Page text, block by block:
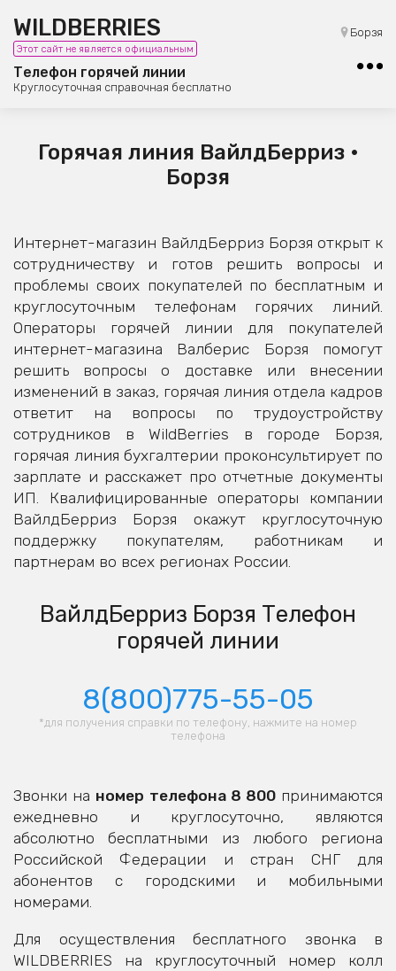
WILDBERRIES
Этот сайт не является официальным
Телефон горячей линии
Круглосуточная справочная бесплатно
Борзя
8 (800) 101-42-23
Бесплатная юридическая консультация
Горячая линия ВайлдБерриз •
Борзя
Интернет-магазин ВайлдБерриз Борзя открыт к
сотрудничеству и готов решить вопросы и
проблемы своих покупателей по бесплатным и
круглосуточным телефонам горячих линий.
Операторы горячей линии для покупателей
интернет-магазина Валберис Борзя помогут
решить вопросы о доставке или внесении
изменений в заказ, горячая линия отдела кадров
ответит на вопросы по трудоустройству
сотрудников в WildBerries в городе Борзя,
горячая линия бухгалтерии проконсультирует по
зарплате и расскажет про отчетные документы
ИП. Квалифицированные операторы компании
ВайлдБерриз Борзя окажут круглосуточную
поддержку покупателям, работникам и
партнерам во всех регионах России.
ВайлдБерриз Борзя Телефон
горячей линии
8(800)775-55-05
*для получения справки по телефону, нажмите на номер
телефона
Звонки на номер телефона 8 800принимаются
ежедневно и круглосуточно, являются
абсолютно бесплатными из любого региона
Российской Федерации и стран СНГ для
абонентов с городскими и мобильными
номерами.
Для осуществления бесплатного звонка в
WILDBERRIES на круглосуточный номер колл